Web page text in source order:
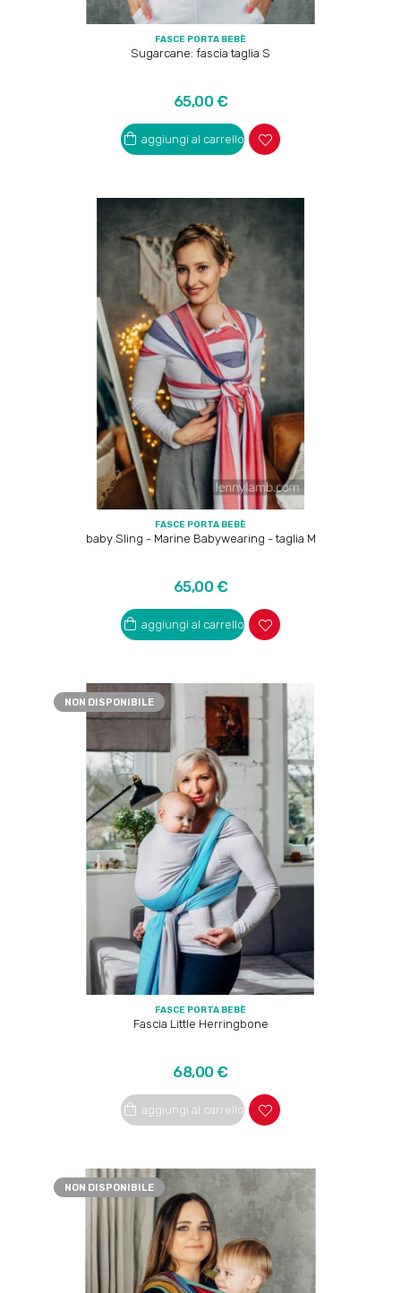
FASCE PORTA BEBÈ
Sugarcane: fascia taglia S
Prezzo
65,00 €
aggiungi al carrello
FASCE PORTA BEBÈ
baby Sling - Marine Babywearing - taglia M
Prezzo
65,00 €
aggiungi al carrello
NON DISPONIBILE
FASCE PORTA BEBÈ
Fascia Little Herringbone
Prezzo
68,00 €
aggiungi al carrello
NON DISPONIBILE